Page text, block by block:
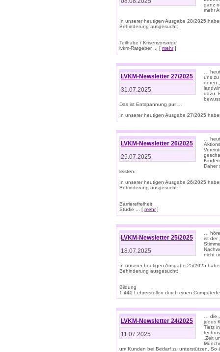
ganz
mehr
In unserer heutigen Ausgabe 28/2025
Behinderung ausgesucht:
Teilhabe / Krisenvorsorge
lvkm-Ratgeber ... [ mehr]
LVKM-Newsletter 27/2025
31.07.2025
…
uns zu
deren
dazu.
Das ist Entspannung pur …
In unserer heutigen Ausgabe 27/2025
LVKM-Newsletter 26/2025
25.07.2025
…
Daher
leisten.
In unserer heutigen Ausgabe 26/2025
Behinderung ausgesucht:
Barrierefreiheit
Studie ... [ mehr]
LVKM-Newsletter 25/2025
18.07.2025
…
ist der
nicht
In unserer heutigen Ausgabe 25/2025
Behinderung ausgesucht:
Bildung
1.440 Lehrerstellen durch einen
LVKM-Newsletter 24/2025
11.07.2025
… die
jedes
Tietz
„Zeit
um Kunden bei Bedarf zu unterstützen.